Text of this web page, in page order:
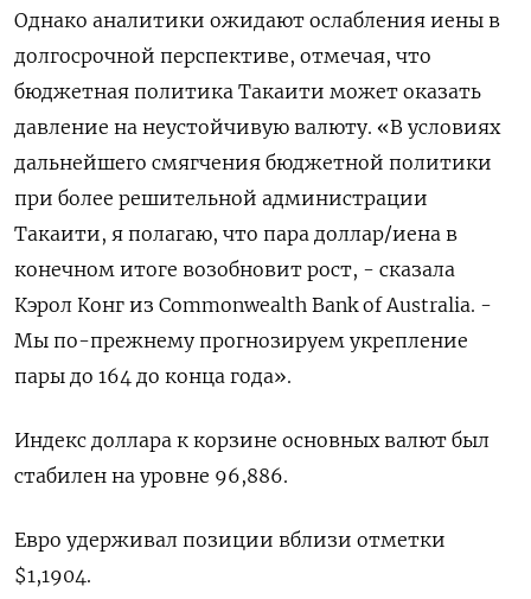
Однако аналитики ожидают ослабления иены в
долгосрочной перспективе, отмечая, что
бюджетная политика ‍Такаити может оказать
давление на неустойчивую валюту. «В условиях
дальнейшего смягчения бюджетной политики
при ‌более решительной администрации
Такаити, я полагаю, что пара доллар/иена в
конечном итоге возобновит рост, - ​сказала
Кэрол Конг из Commonwealth Bank of Australia. -
Мы по-прежнему прогнозируем укрепление
пары до 164 до конца года».
Индекс доллара к корзине основных валют был
⁠стабилен на уровне 96,886​.
Евро удерживал позиции вблизи отметки
$1,‍1904​.